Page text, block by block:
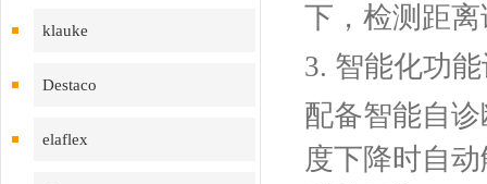
klauke
Destaco
elaflex
下，检测距
3. ‌智能化功
配备‌智能自
度下降时自